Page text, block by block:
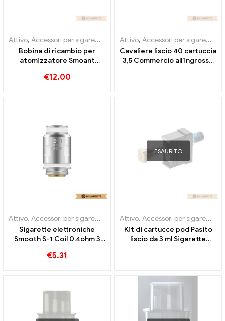
Attivo, Accessori per sigarette elettroniche ,Evaporatore
Bobina di ricambio per
atomizzatore Smoant
pezzi/pacco Sigarette
€12.00
Attivo, Accessori per sigarette elettroniche
Cavaliere liscio 40 cartuccia
3,5 Commercio all'ingrosso
Attivo, Accessori per sigarette elettroniche ,Evaporatore
Sigarette elettroniche
Smooth S-1 Coil 0.4ohm 3
Personalizzato
€5.31
ESAURITO
Attivo, Accessori per sigarette elettroniche
Kit di cartucce pod Pasito
liscio da 3 ml Sigarette